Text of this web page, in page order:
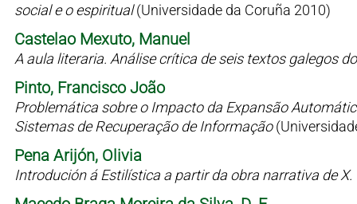
social e o espiritual(Universidade da Coruña 2010)
Castelao Mexuto, Manuel
A aula literaria. Análise crítica de seis textos galegos
Pinto, Francisco João
Problemática sobre o Impacto da Expansão
Sistemas de Recuperação de Informação
Pena Arijón, Olivia
Introdución á Estilística a partir da obra narrativa de X.